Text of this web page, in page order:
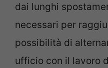
dai lunghi
necessari per
possibilità di
ufficio con il lavoro